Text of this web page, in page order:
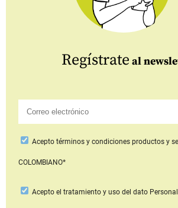
Regístrate al
Aceptotérminos y condiciones productos y
COLOMBIANO*
Acepto el tratamiento y uso del dato Personal